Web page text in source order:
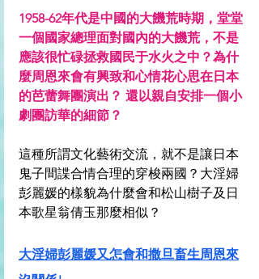
1958-62年代是中國的大饑荒時期，堂堂
一個國家總理面對國內的大饑荒，不是
應該很忙碌拯救國民于水火之中？為什
麼周恩來會有興致和心情花心思在日本
的芭蕾舞團演出？ 還以親自安排一個小
劇團訪華的細節？
這種所謂文化藝術交流，就不是讓日本
鬼子間諜合情合理的穿梭兩國？大淫婦
彭麗媛的樣貌為什麼會和松山樹子及日
本歌星翁倩玉那麼相似？
大淫婦彭麗媛又怎會和撒旦畜生周恩來